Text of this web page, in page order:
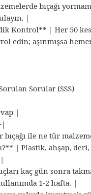
bıçağı
|
Kontrol** | Her 50
edin; aşınmışsa
Sorular (SSS)
|
ile ne tür
| Plastik, ahşap, deri,
kaç gün sonra
1-2 hafta. |